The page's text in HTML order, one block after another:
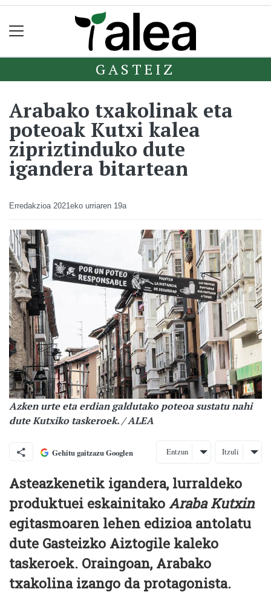
GASTEIZ
Arabako txakolinak eta
poteoak Kutxi kalea
zipriztinduko dute
igandera bitartean
Erredakzioa 2021eko urriaren 19a
Azken urte eta erdian galdutako poteoa sustatu nahi
dute Kutxiko taskeroek. / ALEA
Gehitu gaitzazu Googlen Entzun Itzuli
Asteazkenetik igandera, lurraldeko
produktuei eskainitako Araba Kutxin
egitasmoaren lehen edizioa antolatu
dute Gasteizko Aiztogile kaleko
taskeroek. Oraingoan, Arabako
txakolina izango da protagonista.